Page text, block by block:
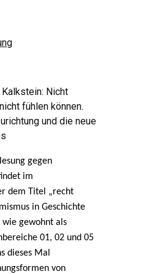
Nicht
fühlen können.
und die neue
gegen
im
dem Titel „recht
in Geschichte
wie gewohnt als
01, 02 und 05
dieses Mal
von